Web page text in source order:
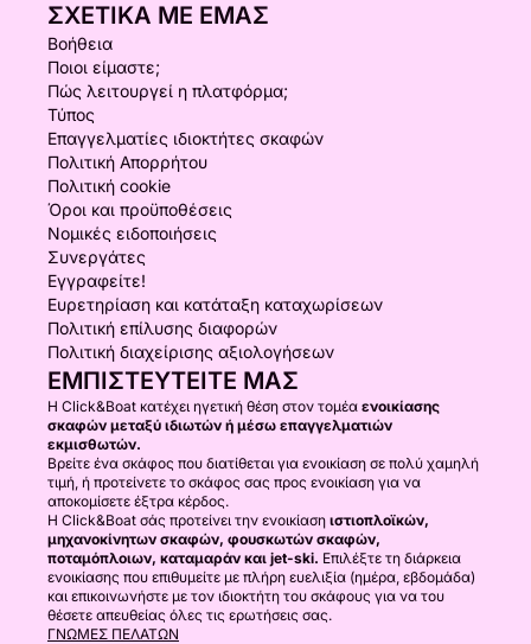
ΣΧΕΤΙΚΆ ΜΕ ΕΜΆΣ
Βοήθεια
Ποιοι είμαστε;
Πώς λειτουργεί η πλατφόρμα;
Τύπος
Επαγγελματίες ιδιοκτήτες σκαφών
Πολιτική Απορρήτου
Πολιτική cookie
Όροι και προϋποθέσεις
Νομικές ειδοποιήσεις
Συνεργάτες
Εγγραφείτε!
Ευρετηρίαση και κατάταξη καταχωρίσεων
Πολιτική επίλυσης διαφορών
Πολιτική διαχείρισης αξιολογήσεων
ΕΜΠΙΣΤΕΥΤΕΊΤΕ ΜΑΣ
Η Click&Boat κατέχει ηγετική θέση στον τομέα ενοικίασης
σκαφών μεταξύ ιδιωτών ή μέσω επαγγελματιών
εκμισθωτών.
Βρείτε ένα σκάφος που διατίθεται για ενοικίαση σε πολύ χαμηλή
τιμή, ή προτείνετε το σκάφος σας προς ενοικίαση για να
αποκομίσετε έξτρα κέρδος.
Η Click&Boat σάς προτείνει την ενοικίαση ιστιοπλοϊκών,
μηχανοκίνητων σκαφών, φουσκωτών σκαφών,
ποταμόπλοιων, καταμαράν και jet-ski. Επιλέξτε τη διάρκεια
ενοικίασης που επιθυμείτε με πλήρη ευελιξία (ημέρα, εβδομάδα)
και επικοινωνήστε με τον ιδιοκτήτη του σκάφους για να του
θέσετε απευθείας όλες τις ερωτήσεις σας.
ΓΝΏΜΕΣ ΠΕΛΑΤΏΝ